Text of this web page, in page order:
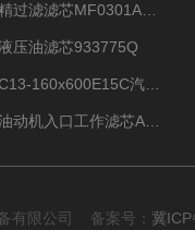
压油滤芯933775Q
有限公司 备案号： 冀